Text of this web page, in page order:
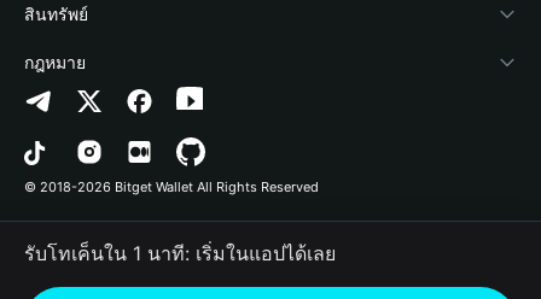
ศูนย์ช่วยเหลือ
ติดต่อเรา
ทรัพยากรข้อมูลของแบรนด์
อาชีพ
Crypto Swap API
Altcoin Season Index
Prediction Markets
DApp
RWA
Bitget Wallet Pay
ลิสต์โปรเจกต์
เทคโนโลยีความปลอดภัย
ซื้อคริปโต
การตรวจจับการอนุญาต
การตรวจจับสัญญา
การโอนเป็นชุด
สินทรัพย์
Arbitrum
Avalanche
Bitcoin
Polygon
กฎหมาย
นโยบายความเป็นส่วนตัว
ข้อตกลงในการใช้บริการ
© 2018-2026 Bitget Wallet All Rights Reserved
รับโทเค็นใน 1 นาที: เริ่มในแอปได้เลย